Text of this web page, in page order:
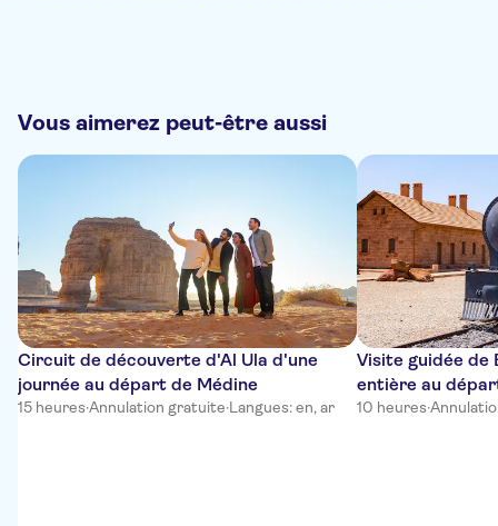
Vous aimerez peut-être aussi
Circuit de découverte d'Al Ula d'une
journée au départ de Médine
15 heures·Annulation gratuite·Langues: en, ar
Visite guidée de
entière au
le midi
10 heures·